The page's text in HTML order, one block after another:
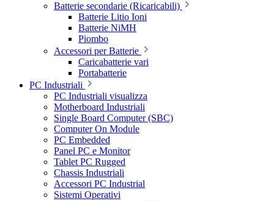
Batterie secondarie (Ricaricabili)
Batterie Litio Ioni
Batterie NiMH
Piombo
Accessori per Batterie
Caricabatterie vari
Portabatterie
PC Industriali
PC Industriali visualizza
Motherboard Industriali
Single Board Computer (SBC)
Computer On Module
PC Embedded
Panel PC e Monitor
Tablet PC Rugged
Chassis Industriali
Accessori PC Industrial
Sistemi Operativi